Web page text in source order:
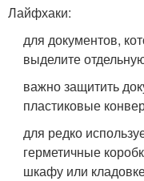
Лайфхаки:
для документов,
выделите
важно защитить
пластиковые
для редко
герметичные
шкафу или